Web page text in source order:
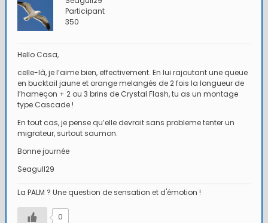
Participant
350
Hello Casa,
celle-là, je l’aime bien, effectivement. En lui rajoutant une queue
en bucktail jaune et orange melangés de 2 fois la longueur de
l’hameçon + 2 ou 3 brins de Crystal Flash, tu as un montage
type Cascade !
En tout cas, je pense qu’elle devrait sans probleme tenter un
migrateur, surtout saumon.
Bonne journée
Seagull29
La PALM ? Une question de sensation et d'émotion !
0